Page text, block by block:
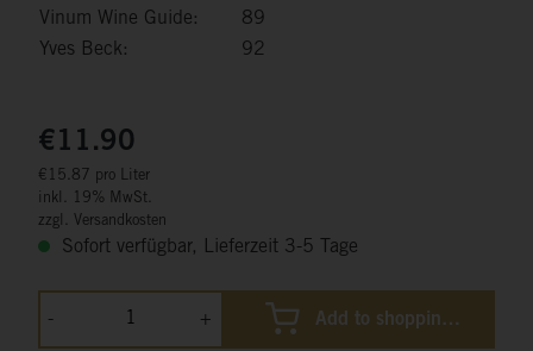
Vinum Wine Guide:
89
Yves Beck:
92
€11.90
€15.87 pro Liter
inkl. 19% MwSt.
zzgl. Versandkosten
Sofort verfügbar, Lieferzeit 3-5 Tage
- + Add to shopping cart